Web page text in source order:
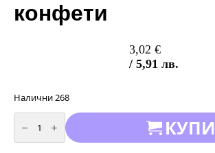
конфети
3,02 €
/ 5,91 лв.
Налични 268
количество
за
Комплект
балони
КУПИ